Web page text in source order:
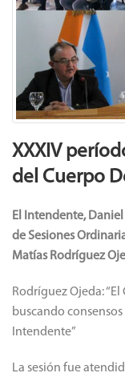
XXXIV
del Cuerpo
El Intendente,
de Sesiones
Matías Rodríguez
Rodríguez Ojeda:
buscando
Intendente”
La sesión fue